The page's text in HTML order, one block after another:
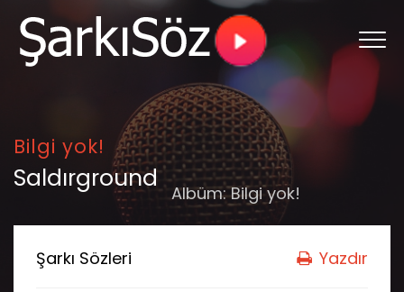
Bilgi yok!
Saldırground Albüm:Bilgi yok!
Şarkı Sözleri Yazdır